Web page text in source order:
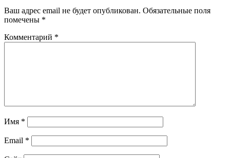
Ваш адрес email не будет опубликован. Обязательные поля
помечены *
Комментарий *
Имя *
Email *